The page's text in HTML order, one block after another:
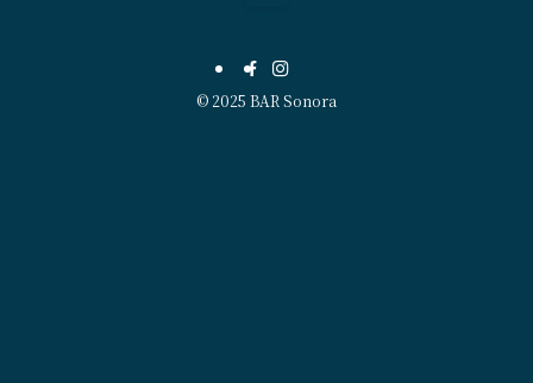
© 2025 BAR Sonora